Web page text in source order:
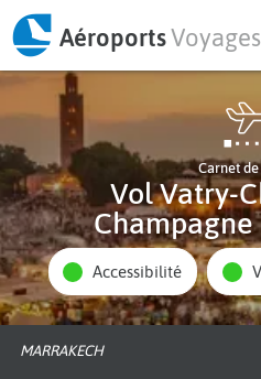
AéroportsVoyages
Carnet
Vol Vatry-Chalons en
Accessibilité
MARRAKECH